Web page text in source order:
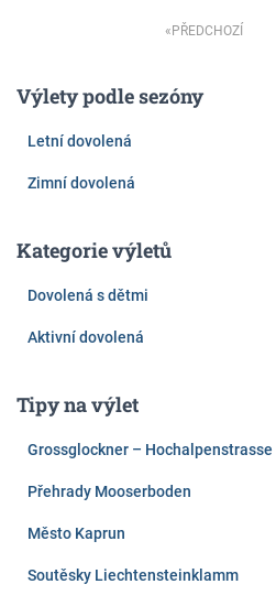
pro
příspěvky
PŘEDCHOZÍ
Výlety podle sezóny
Letní dovolená
Zimní dovolená
Kategorie výletů
Dovolená s dětmi
Aktivní dovolená
Tipy na výlet
Grossglockner – Hochalpenstrasse
Přehrady Mooserboden
Město Kaprun
Soutěsky Liechtensteinklamm